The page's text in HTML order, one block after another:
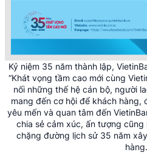
Kỷ niệm 35 năm thành lập,
“Khát vọng tầm cao mới cùng
nối những thế hệ cán bộ, người
mang đến cơ hội để khách hàng,
yêu mến và quan tâm đến
chia sẻ cảm xúc, ấn tượng
chặng đường lịch sử 35 năm
hàng.